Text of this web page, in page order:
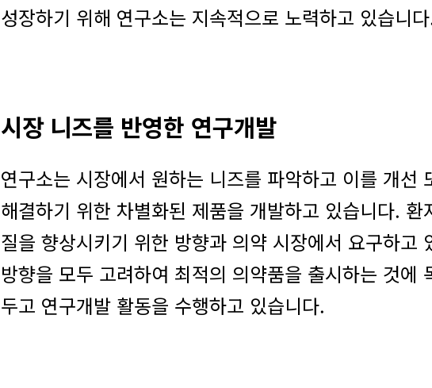
성장하기 위해 연구소는 지속적으로 노력하고 있습니
시장 니즈를 반영한 연구개발
연구소는 시장에서 원하는 니즈를 파악하고 이를 개선
해결하기 위한 차별화된 제품을 개발하고 있습니다. 환
질을 향상시키기 위한 방향과 의약 시장에서 요구하고
방향을 모두 고려하여 최적의 의약품을 출시하는 것에
두고 연구개발 활동을 수행하고 있습니다.